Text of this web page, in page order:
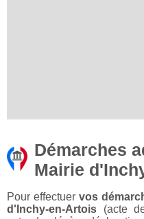
Démarches
Mairie
Pour effectuervos
d'Inchy-en-Artois (acte